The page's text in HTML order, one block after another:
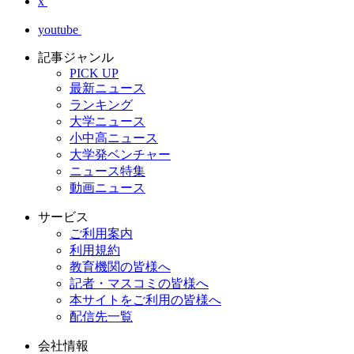
youtube
記事ジャンル
PICK UP
最新ニュース
ランキング
大学ニュース
小中高ニュース
大学発ベンチャー
ニュース特集
動画ニュース
サービス
ご利用案内
利用規約
教育機関の皆様へ
記者・マスコミの皆様へ
本サイトをご利用の皆様へ
配信先一覧
会社情報